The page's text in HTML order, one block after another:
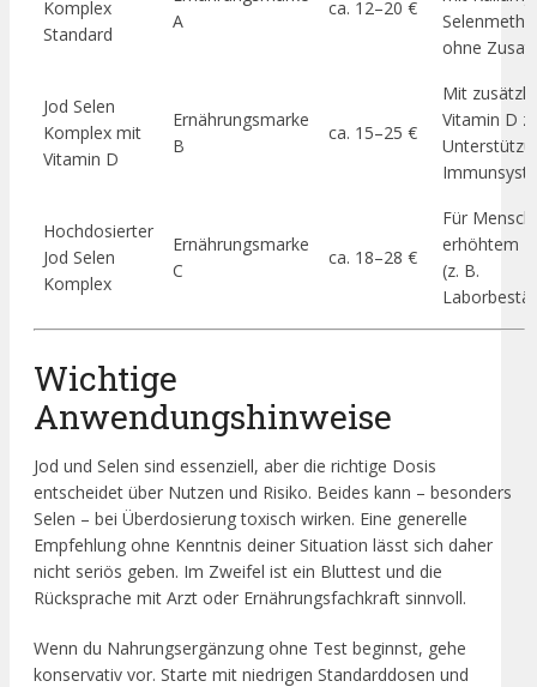
Komplex
Standard
A
ca. 12–20 €
ohne
Jod Selen
Komplex mit
Vitamin D
Ernährungsmarke
B
ca. 15–25 €
Mit
Vitamin D
Hochdosierter
Jod Selen
Komplex
Ernährungsmarke
C
ca. 18–28 €
Für
erhöhtem
(z. B.
Wichtige
Anwendungshinweise
Jod und Selen sind essenziell, aber die richtige Dosis
entscheidet über Nutzen und Risiko. Beides kann – besonders
Selen – bei Überdosierung toxisch wirken. Eine generelle
Empfehlung ohne Kenntnis deiner Situation lässt sich daher
nicht seriös geben. Im Zweifel ist ein Bluttest und die
Rücksprache mit Arzt oder Ernährungsfachkraft sinnvoll.
Wenn du Nahrungsergänzung ohne Test beginnst, gehe
konservativ vor. Starte mit niedrigen Standarddosen und